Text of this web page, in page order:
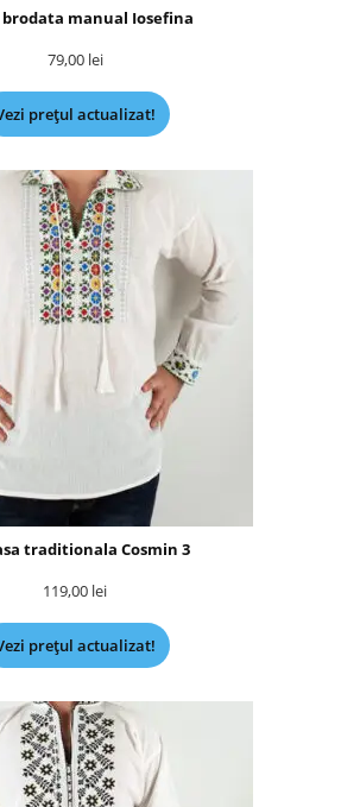
brodata manual Iosefina
79,00 lei
prețul actualizat!
traditionala Cosmin 3
119,00 lei
prețul actualizat!